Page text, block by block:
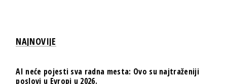
NAJNOVIJE
AI neće pojesti sva radna mesta: Ovo su najtraženiji
poslovi u Evropi u 2026.